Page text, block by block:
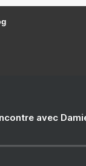
avec